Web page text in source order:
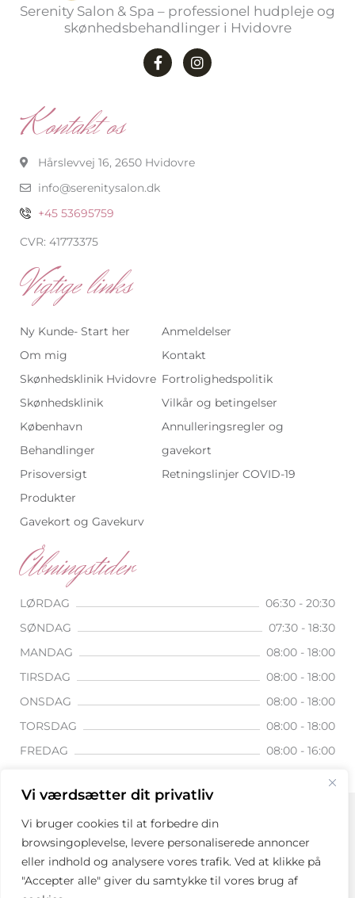
Vi værdsætter dit privatliv
Vi bruger cookies til at forbedre din
browsingoplevelse, levere personaliserede annoncer
eller indhold og analysere vores trafik. Ved at klikke på
"Accepter alle" giver du samtykke til vores brug af
Serenity Salon & Spa – professionel hudpleje og
skønhedsbehandlinger i Hvidovre
F
a
c
-
I
n
s
Kontakt os
Hårslevvej 16, 2650 Hvidovre
info@serenitysalon.dk
+45 53695759
CVR: 41773375
Vigtige links
Ny Kunde- Start her
Om mig
Skønhedsklinik Hvidovre
Skønhedsklinik
København
Behandlinger
Prisoversigt
Produkter
Gavekort og Gavekurv
Anmeldelser
Kontakt
Fortrolighedspolitik
Vilkår og betingelser
Annulleringsregler og
gavekort
Retningslinjer COVID-19
Åbningstider
LØRDAG
06:30 - 20:30
SØNDAG
07:30 - 18:30
MANDAG
08:00 - 18:00
TIRSDAG
08:00 - 18:00
ONSDAG
08:00 - 18:00
TORSDAG
08:00 - 18:00
FREDAG
08:00 - 16:00
© 2026 Serenity Salon Drevet af Serenity Salon.